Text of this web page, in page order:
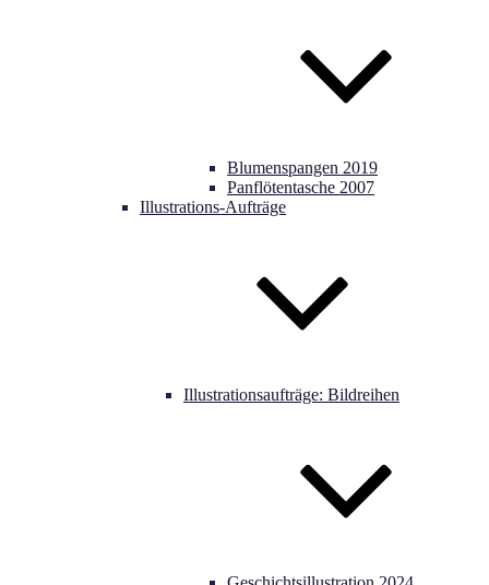
Blumenspangen 2019
Panflötentasche 2007
Illustrations-Aufträge
Illustrationsaufträge: Bildreihen